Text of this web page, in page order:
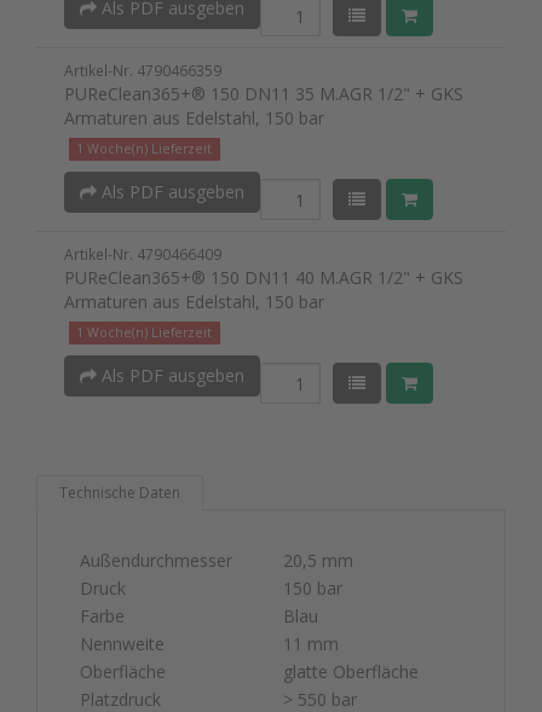
Als PDF ausgeben
Artikel-Nr. 4790466359
PUReClean365+® 150 DN11 35 M.AGR 1/2" + GKS
Armaturen aus Edelstahl, 150 bar
1 Woche(n) Lieferzeit
Als PDF ausgeben
Artikel-Nr. 4790466409
PUReClean365+® 150 DN11 40 M.AGR 1/2" + GKS
Armaturen aus Edelstahl, 150 bar
1 Woche(n) Lieferzeit
Als PDF ausgeben
Technische Daten
Außendurchmesser
20,5 mm
Druck
150 bar
Farbe
Blau
Nennweite
11 mm
Oberfläche
glatte Oberfläche
Platzdruck
> 550 bar